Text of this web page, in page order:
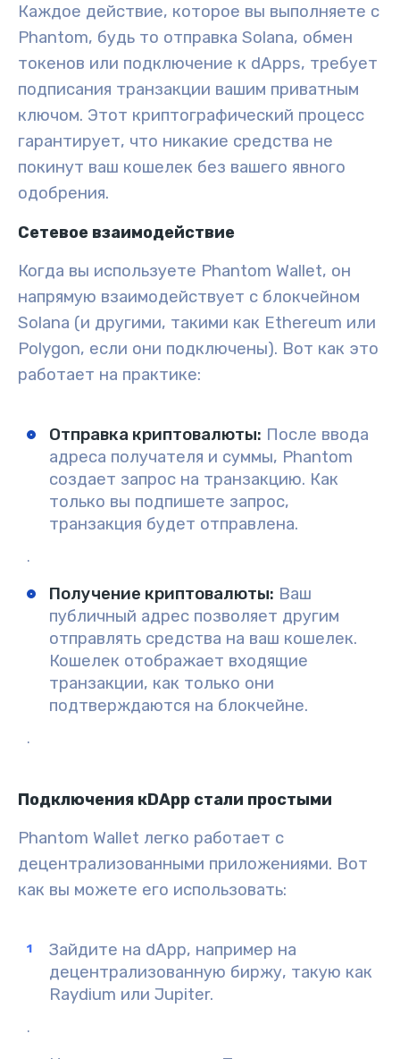
Каждое действие, которое вы выполняете с
Phantom, будь то отправка Solana, обмен
токенов или подключение к dApps, требует
подписания транзакции вашим приватным
ключом. Этот криптографический процесс
гарантирует, что никакие средства не
покинут ваш кошелек без вашего явного
одобрения.
Сетевое взаимодействие
Когда вы используете Phantom Wallet, он
напрямую взаимодействует с блокчейном
Solana (и другими, такими как Ethereum или
Polygon, если они подключены). Вот как это
работает на практике:
Отправка криптовалюты: После ввода
адреса получателя и суммы, Phantom
создает запрос на транзакцию. Как
только вы подпишете запрос,
транзакция будет отправлена.
.
Получение криптовалюты: Ваш
публичный адрес позволяет другим
отправлять средства на ваш кошелек.
Кошелек отображает входящие
транзакции, как только они
подтверждаются на блокчейне.
.
Подключения кDApp стали простыми
Phantom Wallet легко работает с
децентрализованными приложениями. Вот
как вы можете его использовать:
Зайдите на dApp, например на
децентрализованную биржу, такую как
Raydium или Jupiter.
.